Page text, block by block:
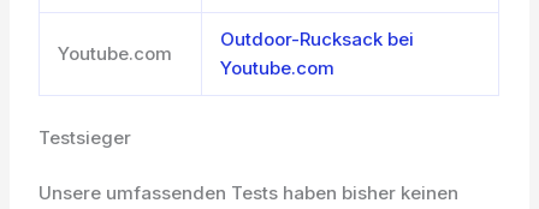
Youtube.com
Outdoor-Rucksack bei
Youtube.com
Testsieger
Unsere umfassenden Tests haben bisher keinen